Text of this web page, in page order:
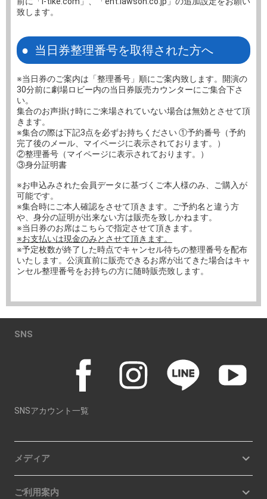
致します。
当日券整理番号を取得された方へ
※当日券のご案内は「整理番号」順にご案内致します。開演の
30分前に劇場ロビー内の当日券販売カウンターにご集合下さ
い。
集合のお声掛け時にご来場されていない場合は無効とさせて頂
きます。
※集合の際は下記3点を必ずお持ちください ①予約番号（予約
完了後のメール、マイページに表示されております。）
②整理番号（マイページに表示されております。）
③身分証明書
※お申込みされた会員データに基づくご本人様のみ、ご購入が
可能です。
※集合時にご本人確認をさせて頂きます。ご予約名と違う方
や、身分の証明が出来ない方は販売を致しかねます。
※当日券のお席はこちらで指定させて頂きます。
※お支払いは現金のみとさせて頂きます。
※予定枚数が終了した時点でキャンセル待ちの整理番号を配布
いたします。公演直前に販売できるお席が出てきた場合はキャ
ンセル整理番号をお持ちの方に随時販売致します。
SNS
SNSアカウント一覧
メディア
ご利用案内